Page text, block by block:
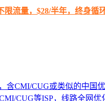
流量，$28/半年，终身循
含CMI/CUG或类似的中国
CUG等ISP，线路全网优